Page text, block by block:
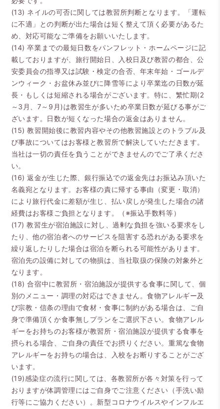
(13) ネイルの可否に関しては教習所判断となります。「運転
に不適」との判断が出た場合は短く整えて頂く必要があるた
め、対応可能なご準備をお願いいたします。
(14) 卒業までの最短日数をパンフレット・ホームページに記
載しておりますが、旅行開始日、入校日及び教習の都合、公
安委員会の指導又は試験・検定の合否、年末年始・ゴールデ
ンウィーク・お盆休み並びに降雪等により卒業迄の日数が延
長・もしくは短縮される場合がございます。特に、繁忙期(2
～3月、7～9月)は教習生が多いため卒業日数が延びる事がご
ざいます。日数が短くなった場合の返金はありません。
(15) 教習開始後に教習内容やその他教習施設とのトラブル及
び事故についてはお客様と教習所で解決していただきます。
当社は一切の責任を負うことができませんのでご了承くださ
い。
(16) 返金が生じた際、銀行振込での返金先はお振込み頂いた
名義宛となります。お客様の責に帰する事由（変更・取消）
により旅行代金に差額が生じ、払い戻しが発生した場合の諸
経費はお客様ご負担となります。（※振込手数料等）
(17) 教習生が宿泊施設に対し、過剰な負担を強いる要求をし
たり、他の宿泊者へのサービスを阻害する恐れがある要求を
繰り返したりした場合は宿泊を断られる可能性があります。
宿泊先の設備に対しての物損は、当社取扱の保険の対象外と
なります。
(18) 合宿中に教習所・宿泊施設が提供する食事に関して、個
別のメニュー・調理の対応はできません。食物アレルギー及
び宗教・信条の理由で食材・食事に制約がある場合は、ご自
身で準備頂くか食事無しプランをご選択下さい。食物アレル
ギーをお持ちのお客様が教習所・宿泊施設が提供する食事を
摂られる場合、ご自身の責任でお摂りください。重篤な食物
アレルギーをお持ちの場合は、入校をお断りすることがござ
います。
(19)感染症の流行に関しては、各教習所が各々対策を行って
おりますが体調管理にはご自身でご注意ください（手洗い励
行等にご協力ください）。新型コロナウイルスやインフルエ